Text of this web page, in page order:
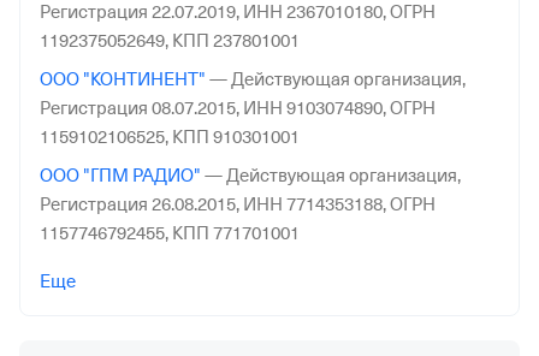
Регистрация 22.07.2019, ИНН 2367010180,ОГРН
1192375052649, КПП 237801001
ООО "КОНТИНЕНТ" — Действующая организация,
Регистрация 08.07.2015, ИНН 9103074890,ОГРН
1159102106525, КПП 910301001
ООО "ГПМ РАДИО" — Действующая организация,
Регистрация 26.08.2015, ИНН 7714353188,ОГРН
1157746792455, КПП 771701001
ООО "Метрополь Эссет Менеджмент"
Еще